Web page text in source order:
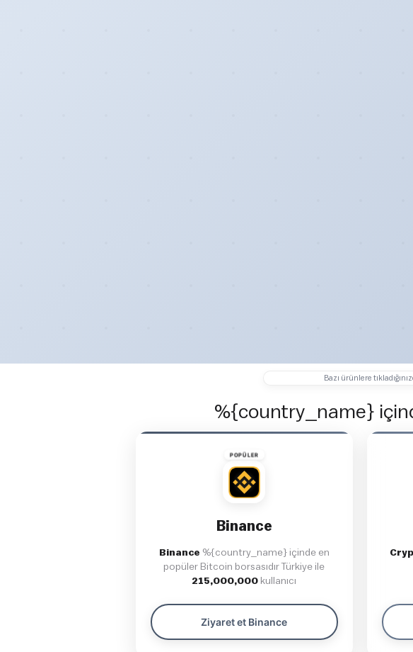
Bazı ürünlere
%{country_name}
POPÜLER
Binance
Binance %{country_name} içinde en
popüler Bitcoin borsasıdır Türkiye ile
215,000,000 kullanıcı
Ziyaret et Binance